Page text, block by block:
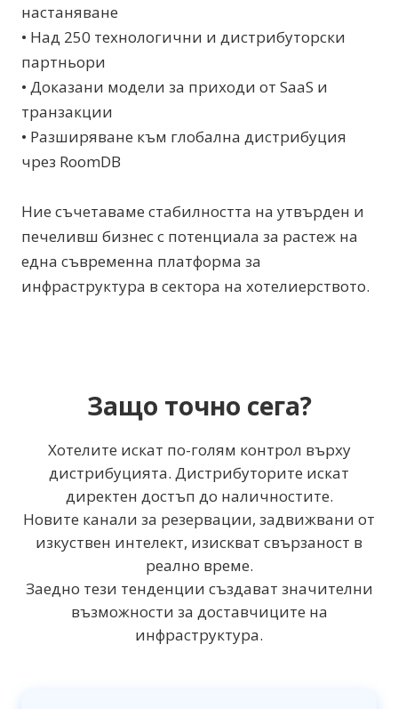
настаняване
• Над 250 технологични и дистрибуторски
партньори
• Доказани модели за приходи от SaaS и
транзакции
• Разширяване към глобална дистрибуция
чрез RoomDB
Ние съчетаваме стабилността на утвърден и
печеливш бизнес с потенциала за растеж на
една съвременна платформа за
инфраструктура в сектора на хотелиерството.
Защо точно сега?
Хотелите искат по-голям контрол върху
дистрибуцията. Дистрибуторите искат
директен достъп до наличностите.
Новите канали за резервации, задвижвани от
изкуствен интелект, изискват свързаност в
реално време.
Заедно тези тенденции създават значителни
възможности за доставчиците на
инфраструктура.